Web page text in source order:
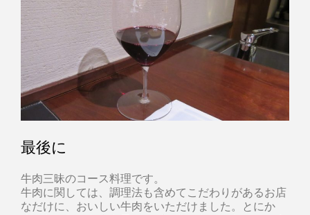
最後に
牛肉三昧のコース料理です。
牛肉に関しては、調理法も含めてこだわりがあるお店
なだけに、おいしい牛肉をいただけました。とにか